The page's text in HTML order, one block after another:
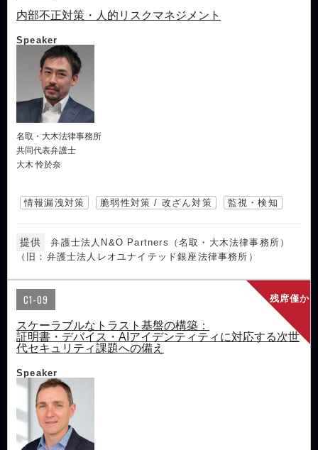
内部不正対策・人的リスクマネジメント
Speaker
名取・大木法律事務所
共同代表弁護士
大木 怜於奈
情報漏洩対策 脆弱性対策 / 改ざん対策 監視・検知
提供
弁護士法人N&O Partners（名取・大木法律事務所）
（旧：弁護士法人レオユナイテッド銀座法律事務所）
残席僅か
C1-09
スケーラブルなトラスト基盤の構築：
証明書・デバイス・AIアイデンティティに対応する次世
代セキュリティ課題への備え
Speaker